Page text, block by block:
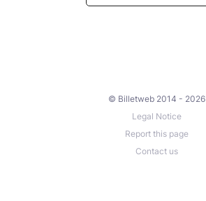
© Billetweb 2014 - 2026
Legal Notice
Report this page
Contact us